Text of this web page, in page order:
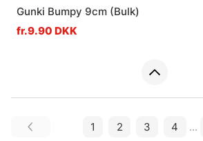
Gunki Bumpy 9cm (Bulk)
fr.9.90 DKK
1 2 3 4 ...